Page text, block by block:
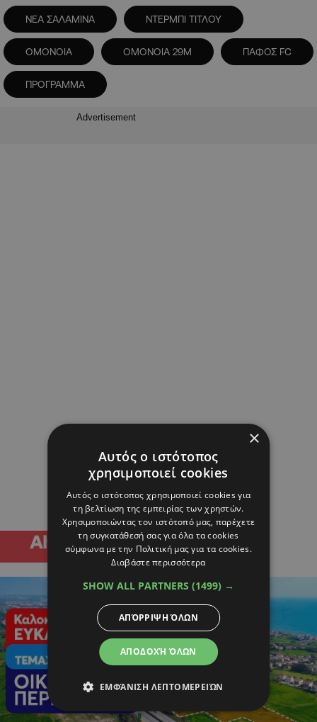
ΝΕΑ ΣΑΛΑΜΙΝΑ ΝΤΕΡΜΠΙ ΤΙΤΛΟΥ
ΟΜΟΝΟΙΑ ΟΜΟΝΟΙΑ 29Μ ΠΑΦΟΣ FC
ΠΡΟΓΡΑΜΜΑ
Advertisement
×
Αυτός ο ιστότοπος
χρησιμοποιεί cookies
Αυτός ο ιστότοπος χρησιμοποιεί cookies για
τη βελτίωση της εμπειρίας των χρηστών.
Χρησιμοποιώντας τον ιστότοπό μας, παρέχετε
τη συγκατάθεσή σας για όλα τα cookies
σύμφωνα με την Πολιτική μας για τα cookies.
Διαβάστε περισσότερα
SHOW ALL PARTNERS (1499) →
ΑΠΟΔΟΧΉ ΌΛΩΝ
ΑΠΌΡΡΙΨΗ ΌΛΩΝ
ΕΜΦΆΝΙΣΗ ΛΕΠΤΟΜΕΡΕΙΏΝ